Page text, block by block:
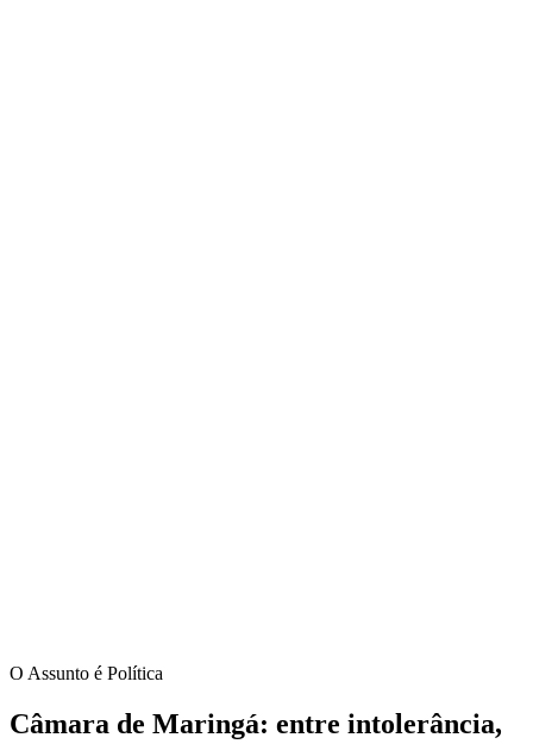
O Assunto é Política
Câmara de Maringá: entre intolerância,